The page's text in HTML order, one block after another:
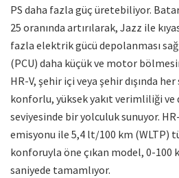
PS daha fazla güç üretebiliyor.
25 oranında artırılarak, Jazz ile
fazla elektrik gücü depolanması
(PCU) daha küçük ve motor
HR-V, şehir içi veya şehir dışında
konforlu, yüksek yakıt verimliliği ve
seviyesinde bir yolculuk sunuyor.
emisyonu ile 5,4 lt/100 km (WLTP)
konforuyla öne çıkan model, 0-100
saniyede tamamlıyor.